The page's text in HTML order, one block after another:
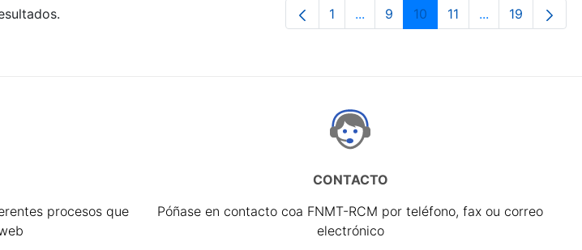
Páxina
1 ...Páxinas intermedias Use pestaña
Páxina
9 Páxina
10 Páxina
11 ...PáxinasPáxina
19
procesos que
CONTACTO
Póñase en contacto coa FNMT-RCM por teléfono, fax ou correo
electrónico